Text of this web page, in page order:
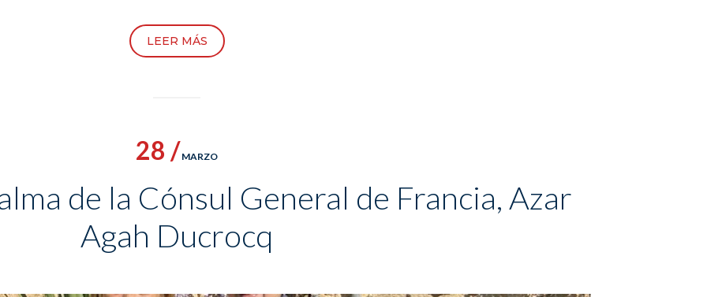
LEER MÁS
28 / MARZO
de la Cónsul General de Francia, Azar
Agah Ducrocq